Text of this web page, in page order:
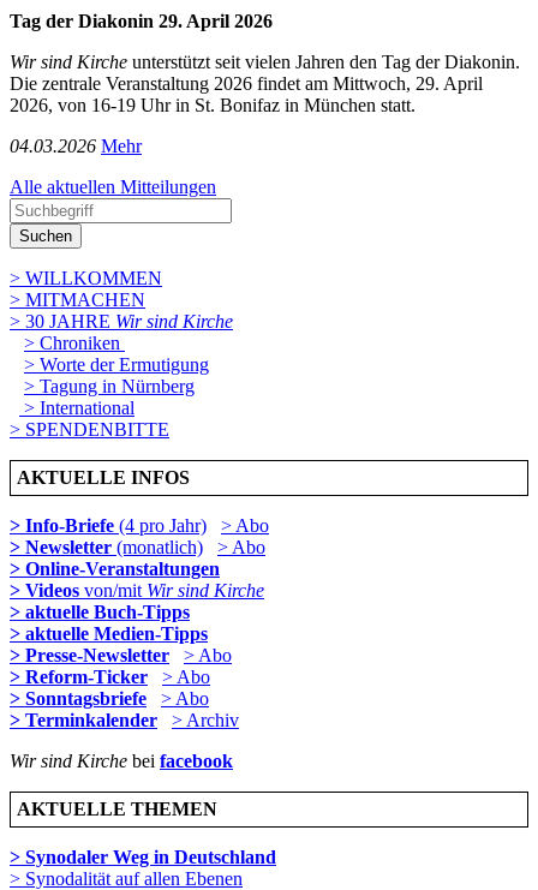
Tag der Diakonin 29. April 2026
Wir sind Kirche unterstützt seit vielen Jahren den Tag der Diakonin.
Die zentrale Veranstaltung 2026 findet am Mittwoch, 29. April
2026, von 16-19 Uhr in St. Bonifaz in München statt.
04­.03.2026 Mehr
Alle aktuellen Mitteilungen
Suchen
> WILLKOMMEN
> MITMACHEN
> 30 JAHRE Wir sind Kirche
> Chroniken
> Worte der Ermutigung
> Tagung in Nürnberg
> International
> SPENDENBITTE
AKTUELLE INFOS
> Info-Briefe (4 pro Jahr)
> Abo
> Newsletter (monatlich)
> Abo
> Online-Veranstaltungen
> Videos von/mit Wir sind Kirche
> aktuelle Buch-Tipps
> aktuelle Medien-Tipps
> Presse-Newsletter
> Abo
> Reform-Ticker
> Abo
> Sonntagsbriefe
> Abo
> Terminkalender
> Archiv
Wir sind Kirche bei facebook
AKTUELLE THEMEN
> Synodaler Weg in Deutschland
> Synodalität auf allen Ebenen